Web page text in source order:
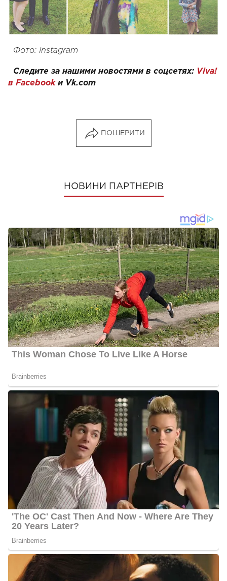
Фото: Instagram
Следите за нашими новостями в соцсетях: Viva!
в Facebookи Vk.com
ПОШЕРИТИ
НОВИНИ ПАРТНЕРІВ